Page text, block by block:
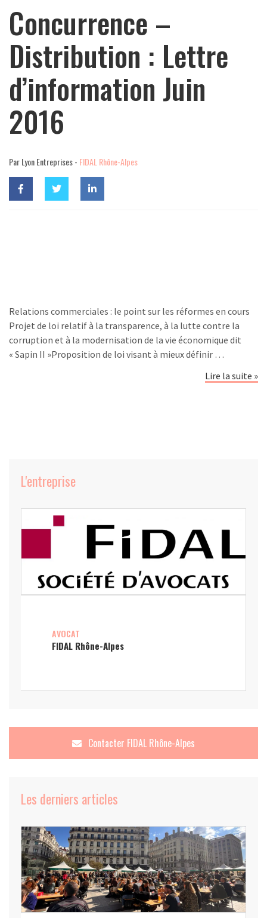
Concurrence –
Distribution : Lettre
d’information Juin
2016
Par Lyon Entreprises - FIDAL Rhône-Alpes
Relations commerciales : le point sur les réformes en cours
Projet de loi relatif à la transparence, à la lutte contre la
corruption et à la modernisation de la vie économique dit
« Sapin II »Proposition de loi visant à mieux définir …
Lire la suite »
L'entreprise
AVOCAT
FIDAL Rhône-Alpes
Contacter FIDAL Rhône-Alpes
Les derniers articles